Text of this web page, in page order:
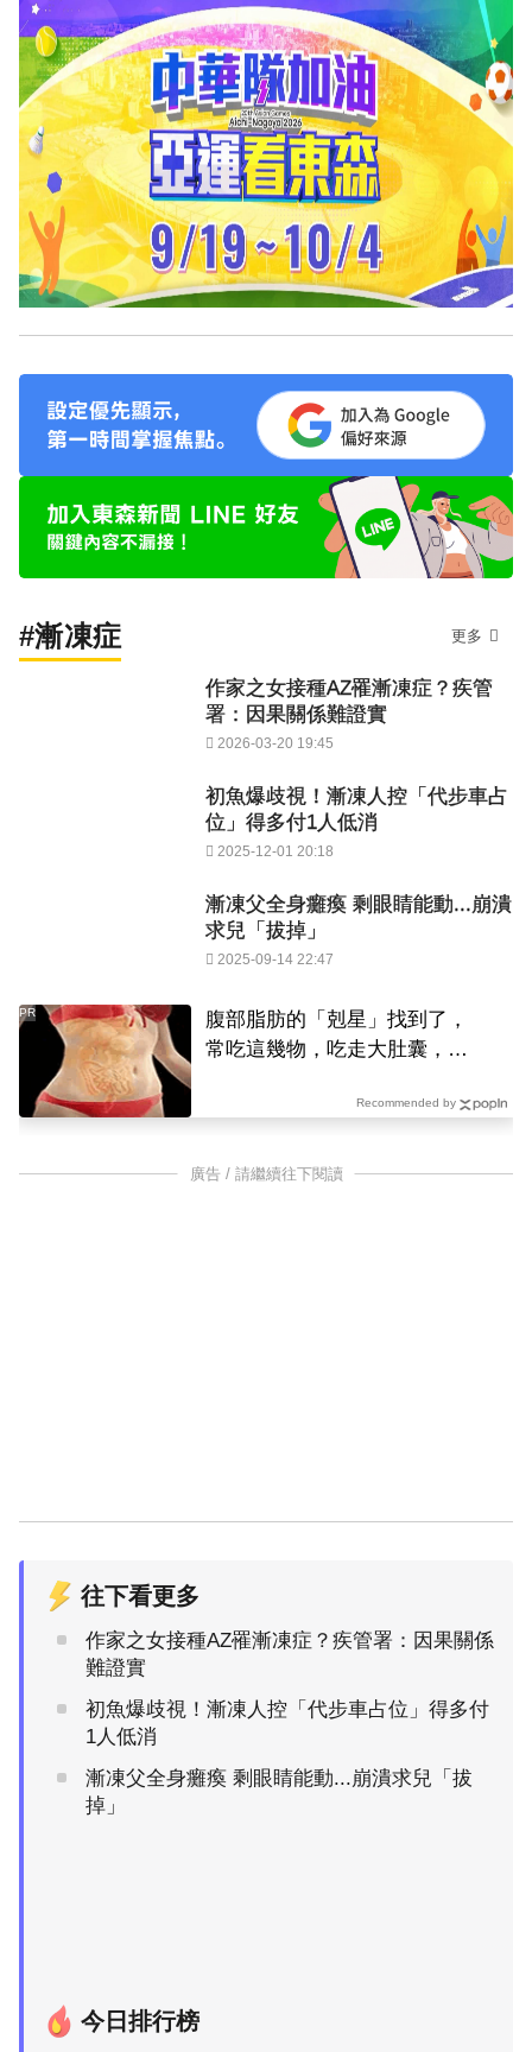
#漸凍症 更多
作家之女接種AZ罹漸凍症？疾管
署：因果關係難證實
2026-03-20 19:45
初魚爆歧視！漸凍人控「代步車占
位」得多付1人低消
2025-12-01 20:18
漸凍父全身癱瘓 剩眼睛能動...崩潰
求兒「拔掉」
2025-09-14 22:47
腹部脂肪的「剋星」找到了，
常吃這幾物，吃走大肚囊，瘦
PR
Recommended by
廣告 / 請繼續往下閱讀
往下看更多
作家之女接種AZ罹漸凍症？疾管署：因果關係
難證實
初魚爆歧視！漸凍人控「代步車占位」得多付
1人低消
漸凍父全身癱瘓 剩眼睛能動...崩潰求兒「拔
掉」
今日排行榜